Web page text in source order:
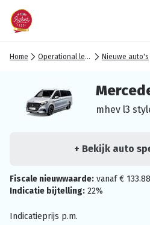
Home Operational lease Nieuwe auto's
mhev l3
+ Bekijk auto
Fiscale nieuwwaarde: vanaf €
Indicatie bijtelling: 22%
Indicatieprijs p.m.